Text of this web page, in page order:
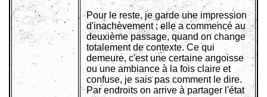
Pour le reste, je garde une impression
d'inachèvement ; elle a commencé au
deuxième passage, quand on change
totalement de contexte. Ce qui
demeure, c'est une certaine angoisse
ou une ambiance à la fois claire et
confuse, je sais pas comment le dire.
Par endroits on arrive à partager l'état